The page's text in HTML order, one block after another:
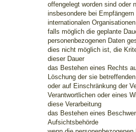
offengelegt worden sind oder
insbesondere bei
internationalen Organisationen
falls möglich die geplante
personenbezogenen Daten
dies nicht möglich ist, die
dieser Dauer
das Bestehen eines Rechts
Löschung der sie
oder auf Einschränkung der
Verantwortlichen oder eines
diese Verarbeitung
das Bestehen eines
Aufsichtsbehörde